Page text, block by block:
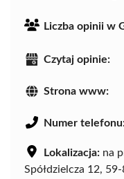
Liczba opinii w
Czytaj opinie:
Strona www:
Numer
Lokalizacja: na
Spółdzielcza 12,